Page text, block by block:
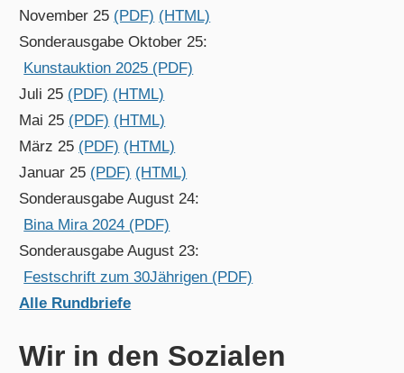
November 25 (PDF) (HTML)
Sonderausgabe Oktober 25:
Kunstauktion 2025 (PDF)
Juli 25 (PDF) (HTML)
Mai 25 (PDF) (HTML)
März 25 (PDF) (HTML)
Januar 25 (PDF) (HTML)
Sonderausgabe August 24:
Bina Mira 2024 (PDF)
Sonderausgabe August 23:
Festschrift zum 30Jährigen (PDF)
Alle Rundbriefe
Wir in den Sozialen